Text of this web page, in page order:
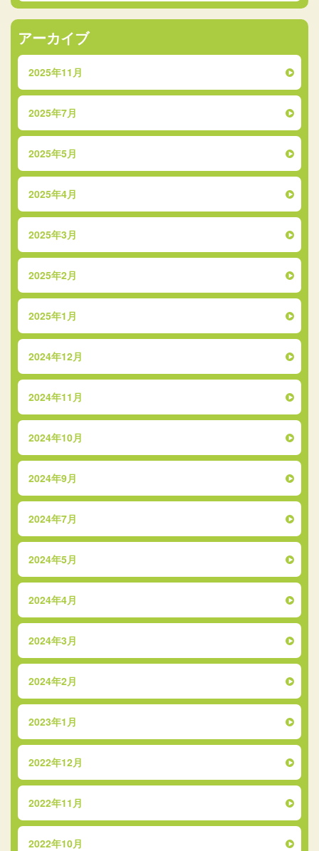
アーカイブ
2025年11月
2025年7月
2025年5月
2025年4月
2025年3月
2025年2月
2025年1月
2024年12月
2024年11月
2024年10月
2024年9月
2024年7月
2024年5月
2024年4月
2024年3月
2024年2月
2023年1月
2022年12月
2022年11月
2022年10月